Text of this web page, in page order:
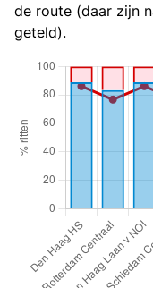
de route (daar zijn
geteld).